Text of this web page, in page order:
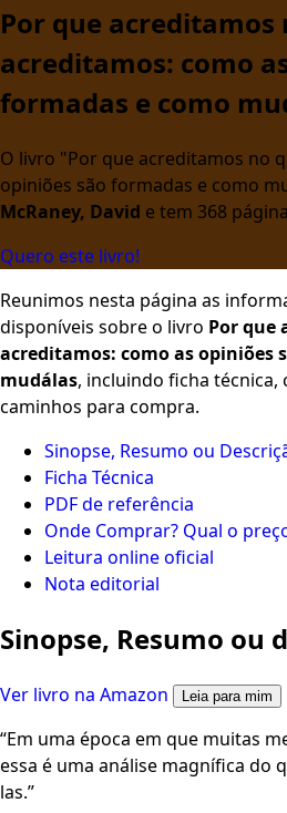
Por que acreditamos
acreditamos: como
formadas e como
O livro "Por que acreditamos no
opiniões são formadas e como
McRaney, David e tem 368
Quero este livro!
Reunimos nesta página as
disponíveis sobre o livro Por que
acreditamos: como as opiniões
mudálas, incluindo ficha
caminhos para compra.
Sinopse, Resumo ou
Ficha Técnica
PDF de referência
Onde Comprar? Qual o
Leitura online oficial
Nota editorial
Sinopse, Resumo ou
Ver livro na Amazon Leia para mim
“Em uma época em que muitas
essa é uma análise magnífica do
las.”